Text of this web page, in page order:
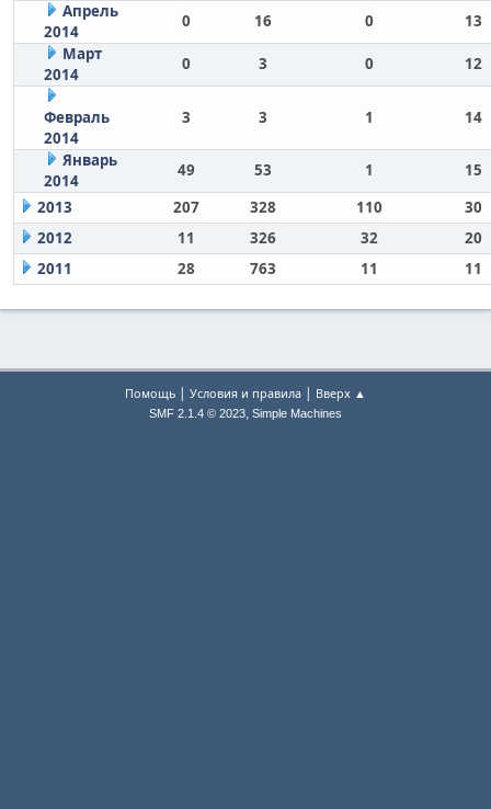
Апрель
2014
0 16 0
13
Март
2014
0 3 0 12
Февраль
2014
3 3 1 14
Январь
2014
49 53 1
15
2013
207 328 110
30
2012
11 326 32
20
2011
28 763 11 11
Помощь | Условия и правила | Вверх ▲
SMF 2.1.4 © 2023, Simple Machines